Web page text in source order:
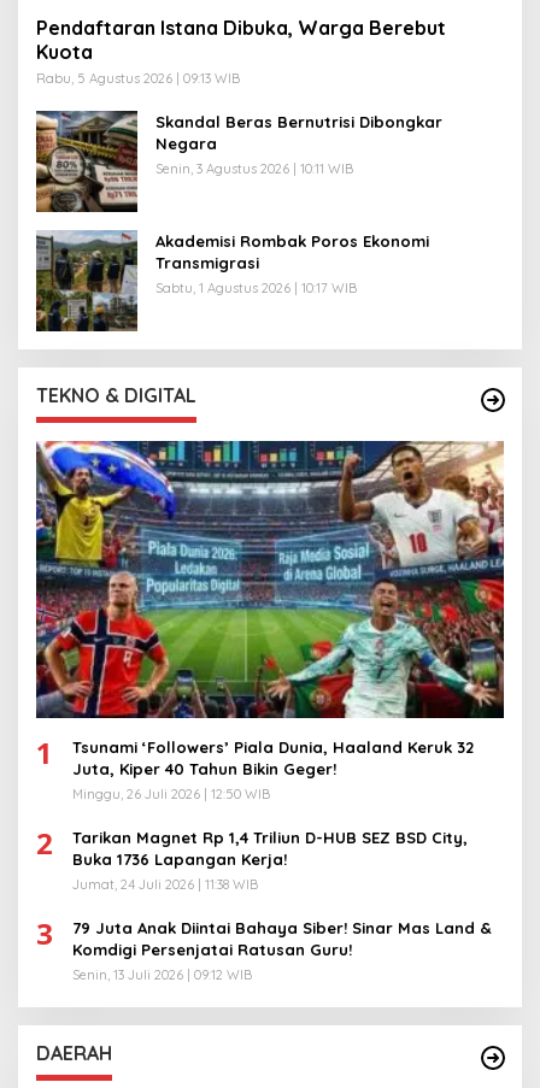
Pendaftaran Istana Dibuka, Warga Berebut
Kuota
Rabu, 5 Agustus 2026 | 09:13 WIB
Skandal Beras Bernutrisi Dibongkar
Negara
Senin, 3 Agustus 2026 | 10:11 WIB
Akademisi Rombak Poros Ekonomi
Transmigrasi
Sabtu, 1 Agustus 2026 | 10:17 WIB
TEKNO & DIGITAL
1
Tsunami ‘Followers’ Piala Dunia, Haaland Keruk 32
Juta, Kiper 40 Tahun Bikin Geger!
Minggu, 26 Juli 2026 | 12:50 WIB
2
Tarikan Magnet Rp 1,4 Triliun D-HUB SEZ BSD City,
Buka 1736 Lapangan Kerja!
Jumat, 24 Juli 2026 | 11:38 WIB
3
79 Juta Anak Diintai Bahaya Siber! Sinar Mas Land &
Komdigi Persenjatai Ratusan Guru!
Senin, 13 Juli 2026 | 09:12 WIB
DAERAH